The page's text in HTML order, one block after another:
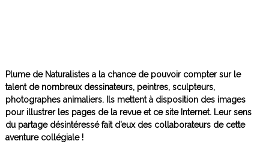
Plume de Naturalistes a la chance de pouvoir compter sur le
talent de nombreux dessinateurs, peintres, sculpteurs,
photographes animaliers. Ils mettent à disposition des images
pour illustrer les pages de la revue et ce site Internet. Leur sens
du partage désintéressé fait d’eux des collaborateurs de cette
aventure collégiale !